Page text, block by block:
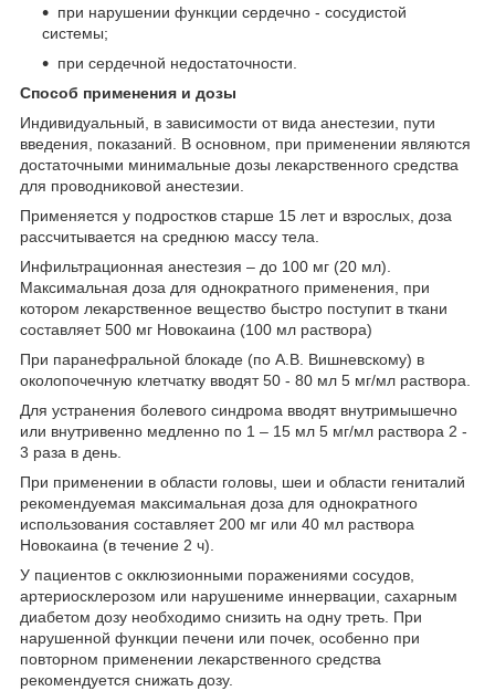
при нарушении функции сердечно - сосудистой
системы;
при сердечной недостаточности.
Способ применения и дозы
Индивидуальный, в зависимости от вида анестезии, пути
введения, показаний. В основном, при применении являются
достаточными минимальные дозы лекарственного средства
для проводниковой анестезии.
Применяется у подростков старше 15 лет и взрослых, доза
рассчитывается на среднюю массу тела.
Инфильтрационная анестезия – до 100 мг (20 мл).
Максимальная доза для однократного применения, при
котором лекарственное вещество быстро поступит в ткани
составляет 500 мг Новокаина (100 мл раствора)
При паранефральной блокаде (по А.В. Вишневскому) в
околопочечную клетчатку вводят 50 - 80 мл 5 мг/мл раствора.
Для устранения болевого синдрома вводят внутримышечно
или внутривенно медленно по 1 – 15 мл 5 мг/мл раствора 2 -
3 раза в день.
При применении в области головы, шеи и области гениталий
рекомендуемая максимальная доза для однократного
использования составляет 200 мг или 40 мл раствора
Новокаина (в течение 2 ч).
У пациентов с окклюзионными поражениями сосудов,
артериосклерозом или нарушениме иннервации, сахарным
диабетом дозу необходимо снизить на одну треть. При
нарушенной функции печени или почек, особенно при
повторном применении лекарственного средства
рекомендуется снижать дозу.